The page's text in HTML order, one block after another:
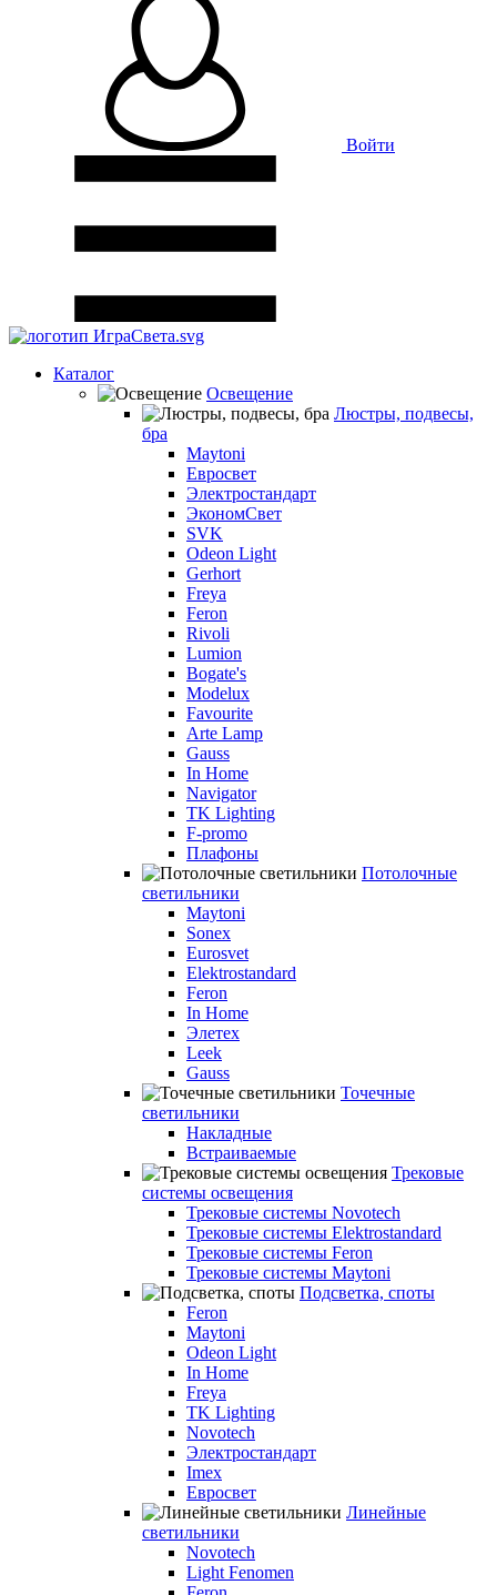
Войти
Каталог
Освещение
Люстры, подвесы,
бра
Maytoni
Евросвет
Электростандарт
ЭкономСвет
SVK
Odeon Light
Gerhort
Freya
Feron
Rivoli
Lumion
Bogate's
Modelux
Favourite
Arte Lamp
Gauss
In Home
Navigator
TK Lighting
F-promo
Плафоны
Потолочные
светильники
Maytoni
Sonex
Eurosvet
Elektrostandard
Feron
In Home
Элетех
Leek
Gauss
Точечные
светильники
Накладные
Встраиваемые
Трековые
системы освещения
Трековые системы Novotech
Трековые системы Elektrostandard
Трековые системы Feron
Трековые системы Maytoni
Подсветка, споты
Feron
Maytoni
Odeon Light
In Home
Freya
TK Lighting
Novotech
Электростандарт
Imex
Евросвет
Линейные
светильники
Novotech
Light Fenomen